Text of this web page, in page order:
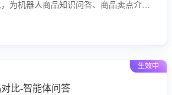
为机器人商品知识问答、商品卖点介绍
生效中
比-智能体问答